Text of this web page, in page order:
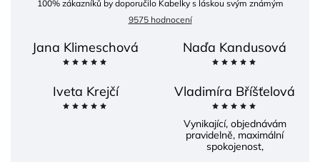
100% zákazníků by doporučilo Kabelky s láskou svým známým
9575 hodnocení
Jana Klimeschová Naďa Kandusová
Iveta Krejčí Vladimíra Bříšťelová
Vynikající, objednávám
pravidelně, maximální
spokojenost,